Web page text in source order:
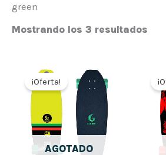
green
Mostrando los 3 resultados
AGOTADO
¡Oferta!
precio
original
era:
actual
es: